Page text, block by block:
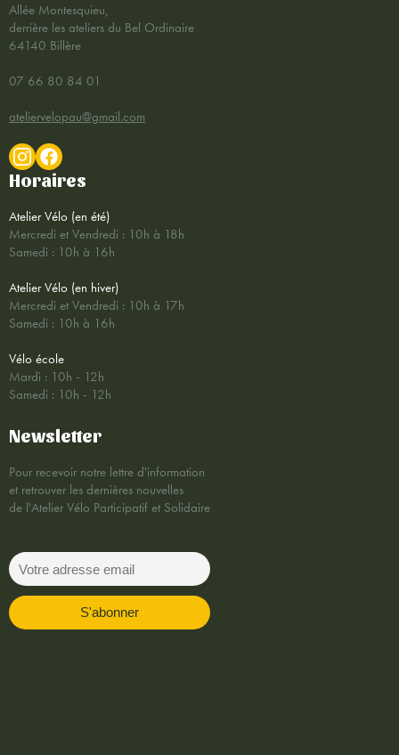
Allée Montesquieu,
derrière les ateliers du Bel Ordinaire
64140 Billère
07 66 80 84 01
ateliervelopau@gmail.com
Horaires
Atelier Vélo (en été)
Mercredi et Vendredi : 10h à 18h
Samedi : 10h à 16h
Atelier Vélo (en hiver)
Mercredi et Vendredi : 10h à 17h
Samedi : 10h à 16h
Vélo école
Mardi : 10h - 12h
Samedi : 10h - 12h
Newsletter
Pour recevoir notre lettre d'information
et retrouver les dernières nouvelles
de l'Atelier Vélo Participatif et Solidaire